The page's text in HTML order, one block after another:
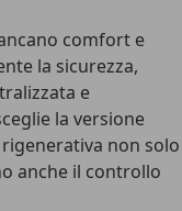
comfort e
la sicurezza,
e
la versione
non solo
anche il controllo